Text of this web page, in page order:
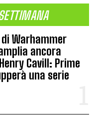
di Warhammer
ancora
Cavill: Prime
una serie